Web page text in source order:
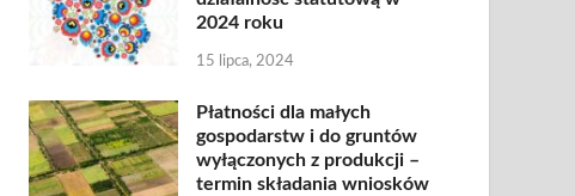
2024 roku
15 lipca, 2024
Płatności dla małych
gospodarstw i do gruntów
wyłączonych z produkcji –
termin składania wniosków